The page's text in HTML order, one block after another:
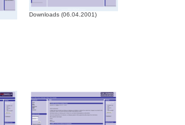
Downloads (06.04.2001)